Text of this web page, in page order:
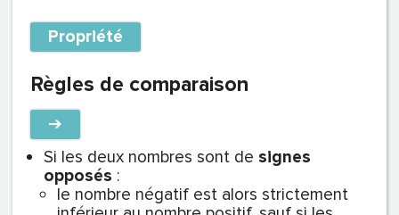
Propriété
Règles de comparaison
➔
Si les deux nombres sont de signes
opposés :
le nombre négatif est alors strictement